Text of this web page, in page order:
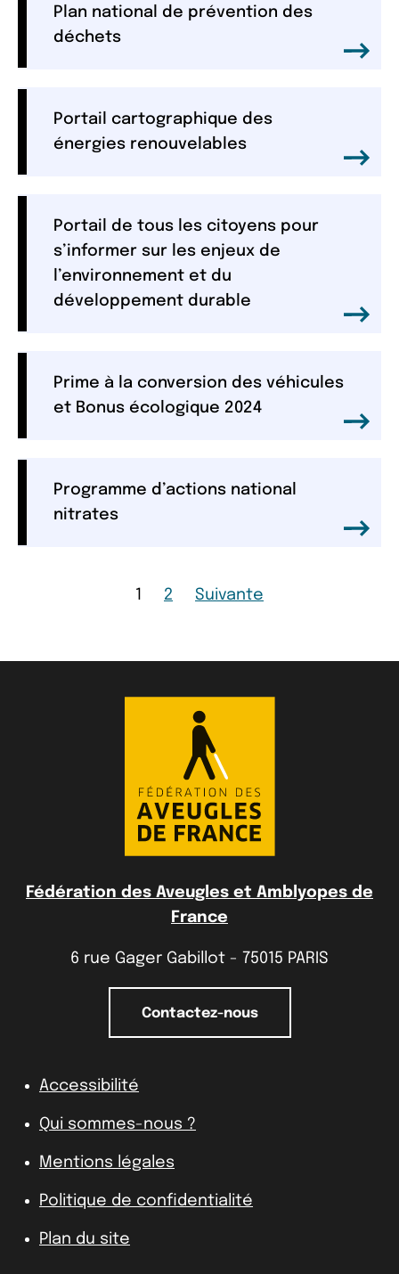
Plan national de prévention des
déchets
Portail cartographique des
énergies renouvelables
Portail de tous les citoyens pour
s’informer sur les enjeux de
l’environnement et du
développement durable
Prime à la conversion des véhicules
et Bonus écologique 2024
Programme d’actions national
nitrates
Page
1 Page
2 Page
Suivante
Fédération des Aveugles et Amblyopes de
France
6 rue Gager Gabillot - 75015 PARIS
Contactez-nous
Accessibilité
Qui sommes-nous ?
Mentions légales
Politique de confidentialité
Plan du site